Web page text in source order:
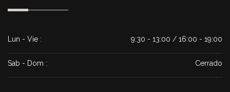
Lun - Vie : 9:30 - 13:00 / 16:00 - 19:00
Sab - Dom : Cerrado